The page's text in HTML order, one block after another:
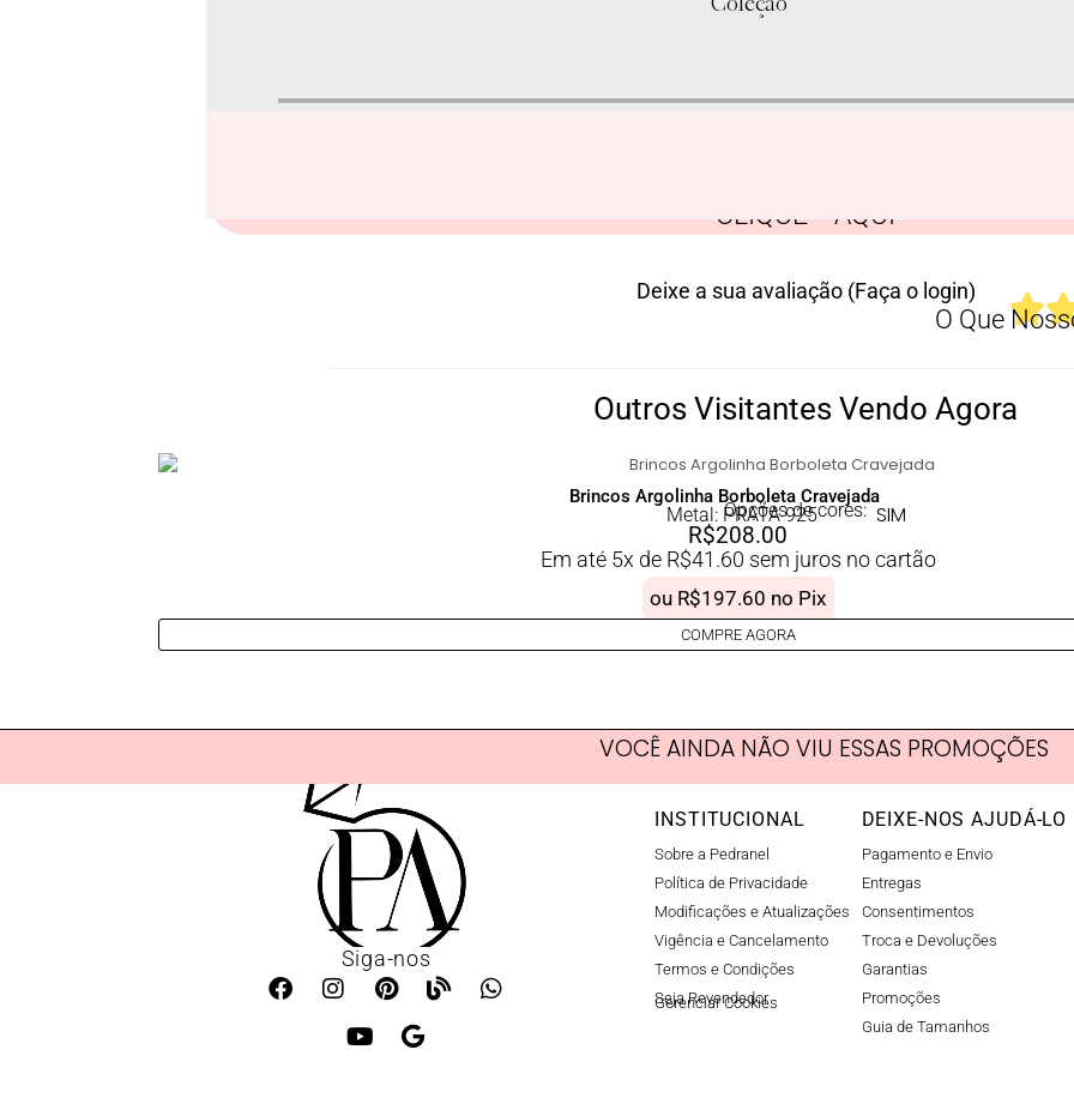
Coleção
CLIQUE AQUI
O Que
Deixe a sua avaliação (Faça o login)
Outros Visitantes Vendo Agora
Brincos Argolinha Borboleta Cravejada
Opções de cores: SIM
Metal: PRATA 925
R$208.00
Em até 5x de R$41.60 sem juros no cartão
ou R$197.60 no Pix
COMPRE AGORA
VOCÊ AINDA NÃO VIU ESSAS PROMOÇÕES
Siga-nos
INSTITUCIONAL
Sobre a Pedranel
Política de Privacidade
Modificações e Atualizações
Vigência e Cancelamento
Termos e Condições
Seja Revendedor
Gerenciar Cookies​
DEIXE-NOS AJUDÁ-LO
Pagamento e Envio
Entregas
Consentimentos
Troca e Devoluções
Garantias
Promoções
Guia de Tamanhos